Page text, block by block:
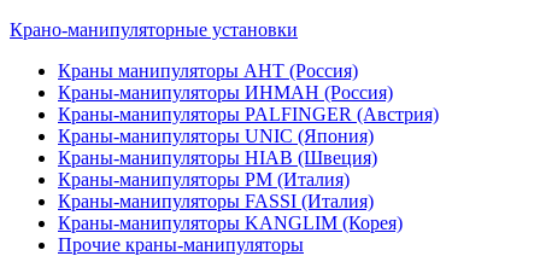
Крано-манипуляторные установки
Краны манипуляторы АНТ (Россия)
Краны-манипуляторы ИНМАН (Россия)
Краны-манипуляторы PALFINGER (Австрия)
Краны-манипуляторы UNIC (Япония)
Краны-манипуляторы HIAB (Швеция)
Краны-манипуляторы PM (Италия)
Краны-манипуляторы FASSI (Италия)
Краны-манипуляторы KANGLIM (Корея)
Прочие краны-манипуляторы